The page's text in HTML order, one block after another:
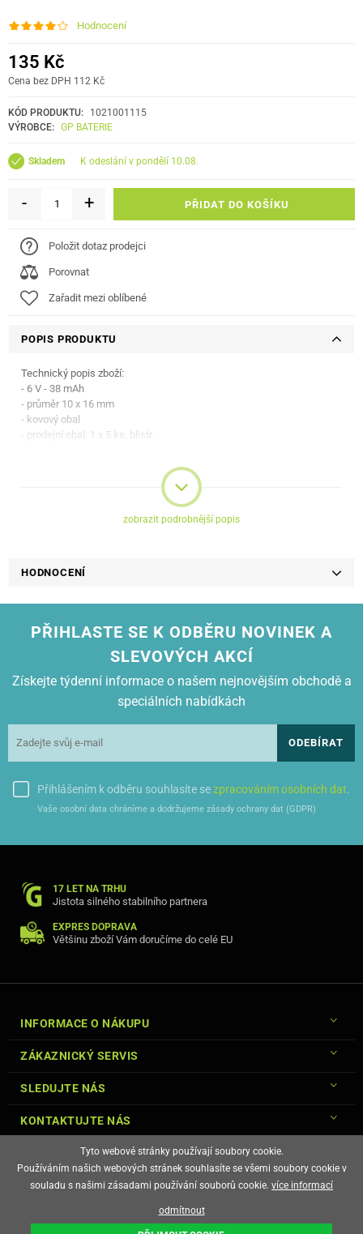
Hodnocení
135 Kč
Cena bez DPH 112 Kč
KÓD PRODUKTU:
1021001115
VÝROBCE: GP BATERIE
Skladem k odeslání v pondělí 10.08.
- + PŘIDAT DO KOŠÍKU
Položit dotaz prodejci
Porovnat
Zařadit mezi oblíbené
POPIS PRODUKTU
Technický popis zboží:
- 6 V - 38 mAh
- průměr 10 x 16 mm
- kovový obal
- prodejní obal: 1 x 5 ks, blistr
zobrazit podrobnější popis
HODNOCENÍ
PŘIHLASTE SE K ODBĚRU NOVINEK A
SLEVOVÝCH AKCÍ
Získejte týdenní informace o našem nejnovějším obchodě a
speciálních nabídkách
ODEBÍRAT
Přihlášením k odběru souhlasíte sezpracováním osobních dat.
Vaše osobní data chráníme a dodržujeme zásady ochrany dat (GDPR)
17 LET NA TRHU
Jistota silného stabilního partnera
EXPRES DOPRAVA
Většinu zboží Vám doručíme do celé EU
INFORMACE O NÁKUPU
ZÁKAZNICKÝ SERVIS
SLEDUJTE NÁS
KONTAKTUJTE NÁS
E-shop vytvořila
Tyto webové stránky používají soubory cookie.
Používáním našich webových stránek souhlasíte se všemi soubory cookie v
souladu s našimi zásadami používání souborů cookie. více informací
odmítnout